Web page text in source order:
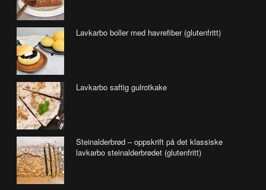
Lavkarbo boller med havrefiber (glutenfritt)
Lavkarbo saftig gulrotkake
Steinalderbrød – oppskrift på det klassiske
lavkarbo steinalderbrødet (glutenfritt)